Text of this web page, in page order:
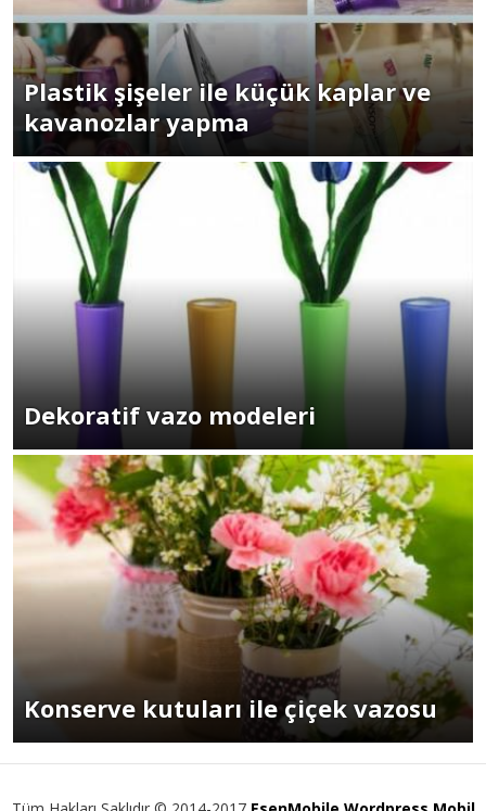
Plastik şişeler ile küçük kaplar ve
kavanozlar yapma
Dekoratif vazo modeleri
Konserve kutuları ile çiçek vazosu